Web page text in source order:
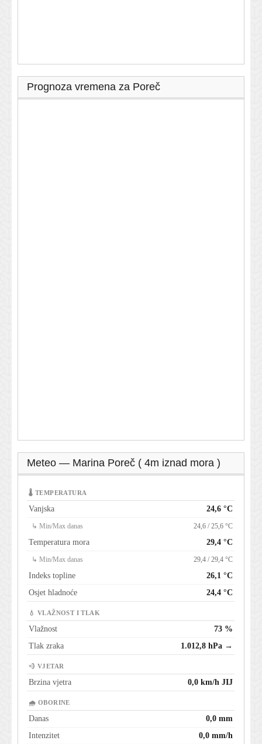
Prognoza vremena za Poreč
Meteo — Marina Poreč ( 4m iznad mora )
🌡 TEMPERATURA
Vanjska 24,6 °C
↳ Min/Max danas 24,6 / 25,6 °C
Temperatura mora 29,4 °C
↳ Min/Max danas 29,4 / 29,4 °C
Indeks topline
26,1 °C
Osjet hladnoće
24,4 °C
💧 VLAŽNOST I TLAK
Vlažnost
73 %
Tlak zraka
1.012,8 hPa →
💨 VJETAR
Brzina vjetra 0,0 km/h JIJ
🌧 OBORINE
Danas
0,0 mm
Intenzitet
0,0 mm/h